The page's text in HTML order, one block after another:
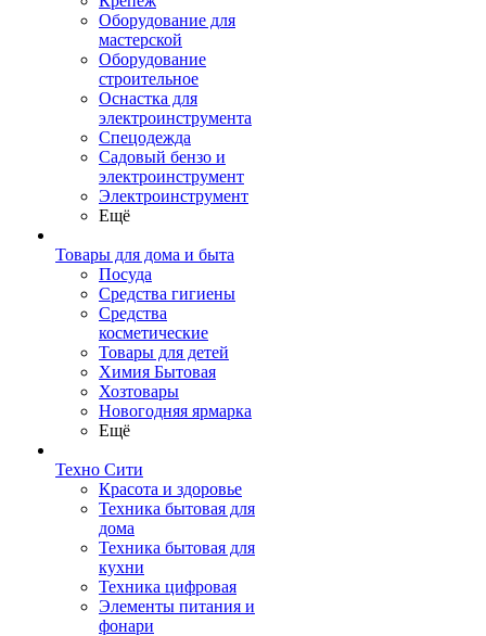
Оборудование для
мастерской
Оборудование
строительное
Оснастка для
электроинструмента
Спецодежда
Садовый бензо и
электроинструмент
Электроинструмент
Ещё
Товары для дома и быта
Посуда
Средства гигиены
Средства
косметические
Товары для детей
Химия Бытовая
Хозтовары
Новогодняя ярмарка
Ещё
Техно Сити
Красота и здоровье
Техника бытовая для
дома
Техника бытовая для
кухни
Техника цифровая
Элементы питания и
фонари